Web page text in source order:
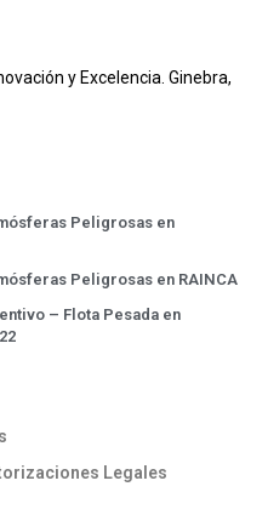
y Excelencia. Ginebra,
Peligrosas en
Peligrosas en RAINCA
– Flota Pesada en
Legales